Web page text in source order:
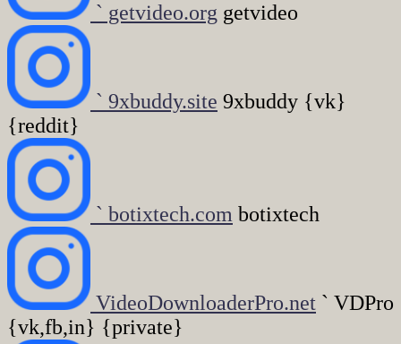
` getvideo.org getvideo
` 9xbuddy.site 9xbuddy {vk}
{reddit}
` botixtech.com botixtech
VideoDownloaderPro.net ` VDPro
{vk,fb,in} {private}